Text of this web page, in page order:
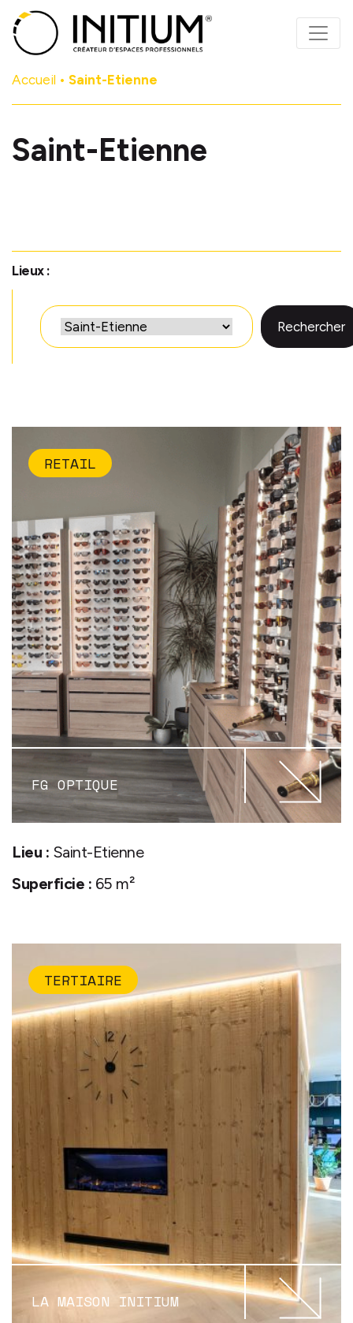
Accueil • Saint-Etienne
Saint-Etienne
Lieux :
RETAIL
FG OPTIQUE
Lieu : Saint-Etienne
Superficie : 65 m²
TERTIAIRE
LA MAISON INITIUM
Panneau de gestion des cookies